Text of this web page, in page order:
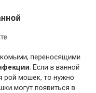
переносящими
. Если в ванной
рой мошек, то нужно
могут появиться в